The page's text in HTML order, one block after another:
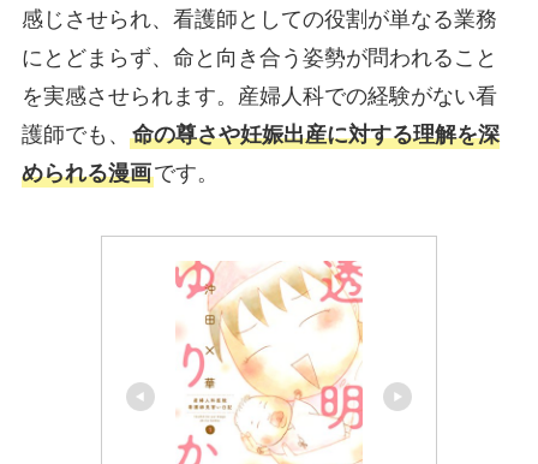
感じさせられ、看護師としての役割が単なる業務
にとどまらず、命と向き合う姿勢が問われること
を実感させられます。産婦人科での経験がない看
護師でも、 命の尊さや妊娠出産に対する理解を深
められる漫画です。